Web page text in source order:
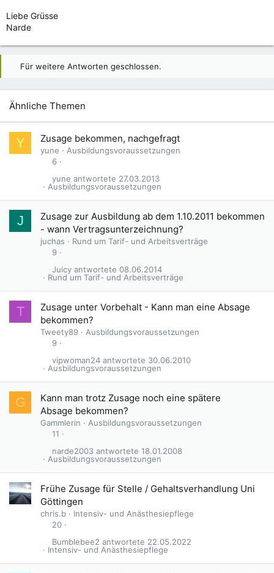
Liebe Grüsse
Narde
Für weitere Antworten geschlossen.
Ähnliche Themen
Y Zusage bekommen, nachgefragt
yune
Ausbildungsvoraussetzungen
6
Ausbildungsvoraussetzungen
27.03.2013
yune
J
Zusage zur Ausbildung ab dem 1.10.2011 bekommen
- wann Vertragsunterzeichnung?
juchas
Rund um Tarif- und Arbeitsverträge
9
Rund um Tarif- und Arbeitsverträge
08.06.2014
Juicy
T
Zusage unter Vorbehalt - Kann man eine Absage
bekommen?
Tweety89
Ausbildungsvoraussetzungen
9
Ausbildungsvoraussetzungen
30.06.2010
vipwoman24
G
Kann man trotz Zusage noch eine spätere
Absage bekommen?
Gammlerin
Ausbildungsvoraussetzungen
11
Ausbildungsvoraussetzungen
18.01.2008
narde2003
Frühe Zusage für Stelle / Gehaltsverhandlung Uni
Göttingen
chris.b
Intensiv- und Anästhesiepflege
20
Intensiv- und Anästhesiepflege
22.05.2022
Bumblebee2